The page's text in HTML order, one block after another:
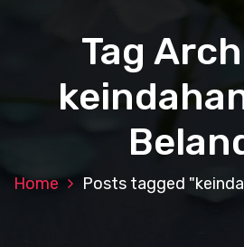
Tag
Home Posts tagged